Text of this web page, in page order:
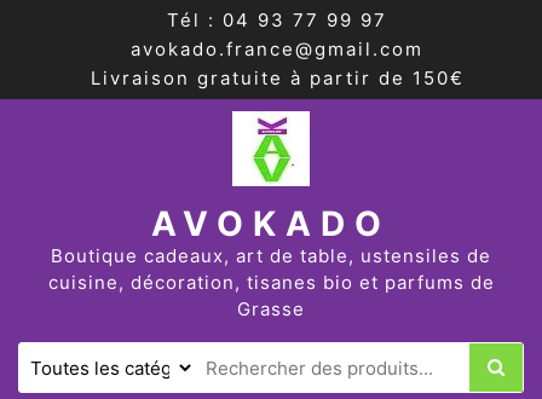
Tél : 04 93 77 99 97
avokado.france@gmail.com
Livraison gratuite à partir de 150€
AVOKADO
Boutique cadeaux, art de table, ustensiles de
cuisine, décoration, tisanes bio et parfums de
Grasse